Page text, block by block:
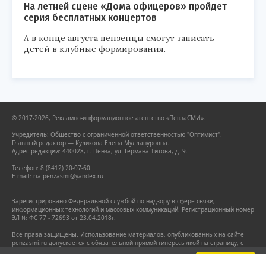
На летней сцене «Дома офицеров» пройдет
серия бесплатных концертов
А в конце августа пензенцы смогут записать
детей в клубные формирования.
© 2017-2026, Рекламно-информационное агентство «ПензаСМИ».
Учредитель: Общество с ограниченной ответственностью "Оптимист".
Главный редактор — Куликова Елена Муллануровна.
Адрес редакции: 440028, г. Пенза, ул. Германа Титова, д. 9.
Телефон: 8 (8412) 20-07-60
E-mail: ria.penzasmi@yandex.ru
Зарегистрировано Федеральной службой по надзору в сфере связи,
информационных технологий и массовых коммуникаций. Регистрационный номер
ЭЛ № ФС 77 - 72693 от 23.04.2018г.
Все права защищены. Использование материалов, опубликованных на сайте
penzasmi.ru допускается с обязательной прямой гиперссылкой на страницу, с
которой заимствован материал. Гиперссылка должна размещаться